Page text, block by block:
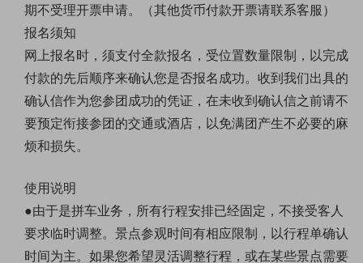
期不受理开票申请。（其他货币付款开票请联系客服）
报名须知
网上报名时，须支付全款报名，受位置数量限制，以完成
付款的先后顺序来确认您是否报名成功。收到我们出具的
确认信作为您参团成功的凭证，在未收到确认信之前请不
要预定衔接参团的交通或酒店，以免满团产生不必要的麻
烦和损失。
使用说明
●由于是拼车业务，所有行程安排已经固定，不接受客人
要求临时调整。景点参观时间有相应限制，以行程单确认
时间为主。如果您希望灵活调整行程，或在某些景点需要